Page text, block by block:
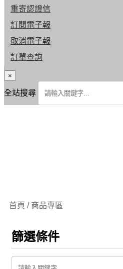
重寄認證信
訂閱電子報
取消電子報
訂單查詢
×
全站搜尋
首頁 / 商品專區
篩選條件